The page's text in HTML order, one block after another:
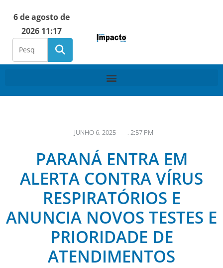
6 de agosto de
2026 11:17
JUNHO 6, 2025 , 2:57 PM
PARANÁ ENTRA EM
ALERTA CONTRA VÍRUS
RESPIRATÓRIOS E
ANUNCIA NOVOS TESTES E
PRIORIDADE DE
ATENDIMENTOS